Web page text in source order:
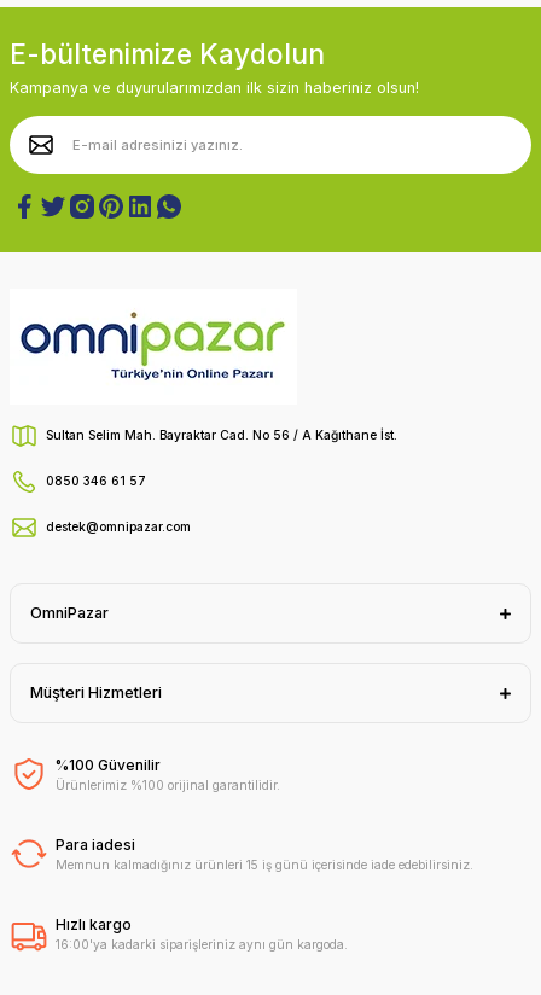
E-bültenimize Kaydolun
Kampanya ve duyurularımızdan ilk sizin haberiniz olsun!
Sultan Selim Mah. Bayraktar Cad. No 56 / A Kağıthane İst.
0850 346 61 57
destek@omnipazar.com
OmniPazar
Müşteri Hizmetleri
%100 Güvenilir
Ürünlerimiz %100 orijinal garantilidir.
Para iadesi
Memnun kalmadığınız ürünleri 15 iş günü içerisinde iade edebilirsiniz.
Hızlı kargo
16:00'ya kadarki siparişleriniz aynı gün kargoda.